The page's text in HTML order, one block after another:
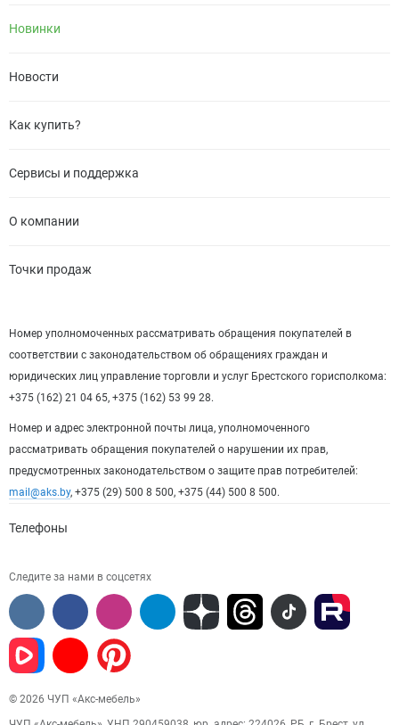
Новинки
Новости
Как купить?
Сервисы и поддержка
О компании
Точки продаж
Номер уполномоченных рассматривать обращения покупателей в
соответствии с законодательством об обращениях граждан и
юридических лиц управление торговли и услуг Брестского горисполкома:
+375 (162) 21 04 65, +375 (162) 53 99 28.
Номер и адрес электронной почты лица, уполномоченного
рассматривать обращения покупателей о нарушении их прав,
предусмотренных законодательством о защите прав потребителей:
mail@aks.by, +375 (29) 500 8 500, +375 (44) 500 8 500.
Телефоны
Следите за нами в соцсетях
© 2026 ЧУП «Акс-мебель»